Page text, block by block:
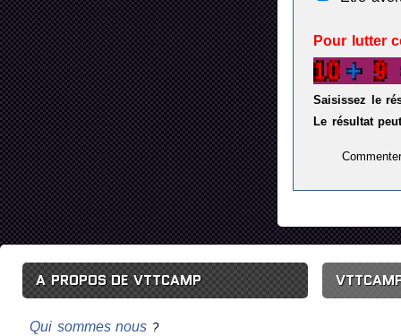
Pour lutter
Saisissez le
Le résultat
A PROPOS DE VTTCAMP
Qui sommes nous ?